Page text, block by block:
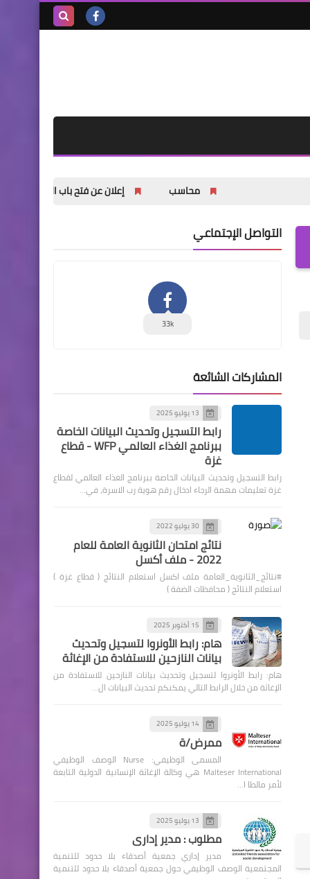
إعلان عن فتح باب التسجيل للشباب والشابات
التواصل الإجتماعي
33k
المشاركات الشائعة
13 يوليو 2025
رابط التسجيل وتحديث البيانات الخاصة
ببرنامج الغذاء العالمي WFP - قطاع
غزة
رابط التسجيل وتحديث البيانات الخاصة ببرنامج الغذاء العالمي لقطاع
غزة تعليمات مهمة الرجاء ادخال رقم هوية رب الاسرة، في…
30 يوليو 2022
نتائج امتحان الثانوية العامة للعام
2022 - ملف أكسل
#نتائج_الثانوية_العامة ملف اكسل استعلام النتائج ( قطاع غزة )
استعلام النتائج ( محافظات الضفة )
15 أكتوبر 2025
هام: رابط الأونروا لتسجيل وتحديث
بيانات النازحين للاستفادة من الإغاثة
هام: رابط الأونروا لتسجيل وتحديث بيانات النازحين للاستفادة من
الإغاثة من خلال الرابط التالي يمكنكم تحديث البيانات ال…
14 يوليو 2025
ممرض/ة
المسمى الوظيفي: Nurse الوصف الوظيفي
Malteser International هي وكالة الإغاثة الإنسانية الدولية التابعة
لأمر مالطا ا…
13 يوليو 2025
مطلوب : مدير إداري
مدير إداري جمعية أصدقاء بلا حدود للتنمية
المجتمعية الوصف الوظيفي حول جمعية أصدقاء بلا حدود للتنمية